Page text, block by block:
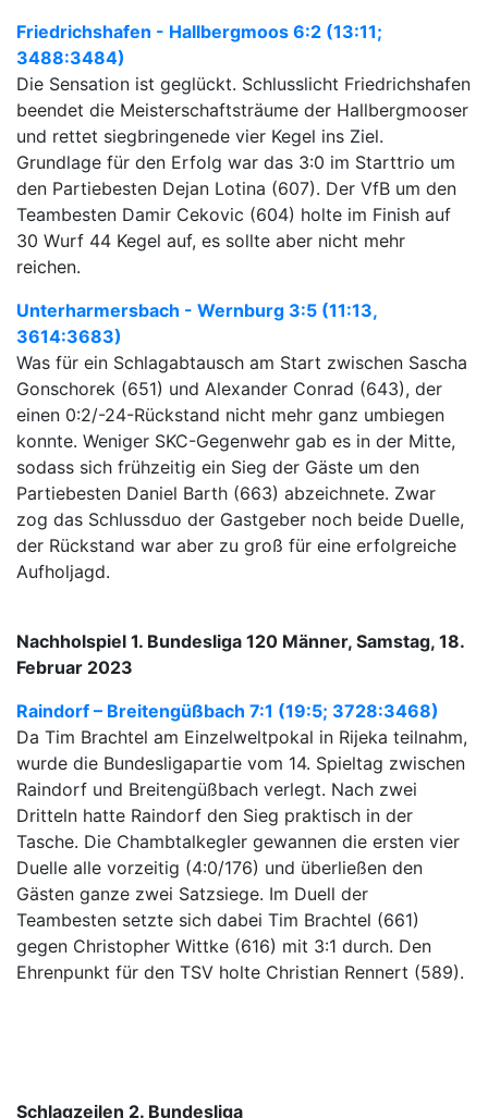
Friedrichshafen - Hallbergmoos 6:2 (13:11;
3488:3484)
Die Sensation ist geglückt. Schlusslicht Friedrichshafen
beendet die Meisterschaftsträume der Hallbergmooser
und rettet siegbringenede vier Kegel ins Ziel.
Grundlage für den Erfolg war das 3:0 im Starttrio um
den Partiebesten Dejan Lotina (607). Der VfB um den
Teambesten Damir Cekovic (604) holte im Finish auf
30 Wurf 44 Kegel auf, es sollte aber nicht mehr
reichen.
Unterharmersbach - Wernburg 3:5 (11:13,
3614:3683)
Was für ein Schlagabtausch am Start zwischen Sascha
Gonschorek (651) und Alexander Conrad (643), der
einen 0:2/-24-Rückstand nicht mehr ganz umbiegen
konnte. Weniger SKC-Gegenwehr gab es in der Mitte,
sodass sich frühzeitig ein Sieg der Gäste um den
Partiebesten Daniel Barth (663) abzeichnete. Zwar
zog das Schlussduo der Gastgeber noch beide Duelle,
der Rückstand war aber zu groß für eine erfolgreiche
Aufholjagd.
Nachholspiel 1. Bundesliga 120 Männer, Samstag, 18.
Februar 2023
Raindorf – Breitengüßbach 7:1 (19:5; 3728:3468)
Da Tim Brachtel am Einzelweltpokal in Rijeka teilnahm,
wurde die Bundesligapartie vom 14. Spieltag zwischen
Raindorf und Breitengüßbach verlegt. Nach zwei
Dritteln hatte Raindorf den Sieg praktisch in der
Tasche. Die Chambtalkegler gewannen die ersten vier
Duelle alle vorzeitig (4:0/176) und überließen den
Gästen ganze zwei Satzsiege. Im Duell der
Teambesten setzte sich dabei Tim Brachtel (661)
gegen Christopher Wittke (616) mit 3:1 durch. Den
Ehrenpunkt für den TSV holte Christian Rennert (589).
Schlagzeilen 2. Bundesliga